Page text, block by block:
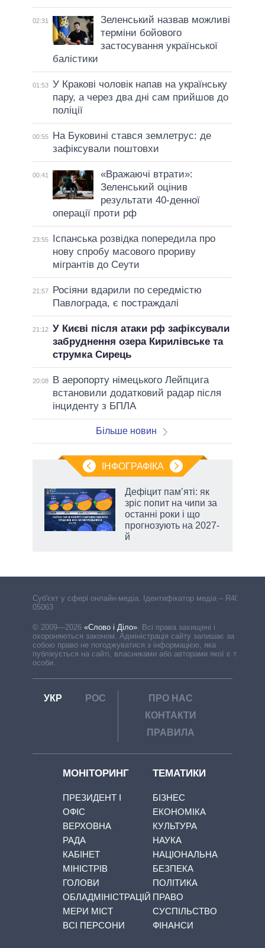
02:31
Зеленський назвав можливі
терміни бойового
застосування української
балістики
01:53 У Кракові чоловік напав на українську
пару, а через два дні сам прийшов до
поліції
00:55
На Буковині стався землетрус: де
зафіксували поштовхи
00:41
«Вражаючі втрати»:
Зеленський оцінив
результати 40-денної
операції проти рф
23:55
Іспанська розвідка попередила про
нову спробу масового прориву
мігрантів до Сеути
21:57
Росіяни вдарили по середмістю
Павлограда, є постраждалі
21:12 У Києві після атаки рф зафіксували
забруднення озера Кирилівське та
струмка Сирець
20:08
В аеропорту німецького Лейпцига
встановили додатковий радар після
інциденту з БПЛА
Більше новин
ІНФОГРАФІКА
Дефіцит пам’яті: як
зріс попит на чипи за
останні роки і що
прогнозують на 2027-
й
Cуб'єкт у сфері онлайн-медіа. Ідентифікатор медіа – R40-
05063
© 2009—2026 «Слово і Діло». Всі права захищені і
охороняються законом. Адміністрація сайту залишає за
собою право не погоджуватися з інформацією, яка
публікується на сайті, власниками або авторами якої є треті
особи.
УКР РОС
ПРО НАС
КОНТАКТИ
ПРАВИЛА
МОНІТОРИНГ
ПРЕЗИДЕНТ І
ОФІС
ВЕРХОВНА
РАДА
КАБІНЕТ
МІНІСТРІВ
ГОЛОВИ
ОБЛАДМІНІСТРАЦІЙ
МЕРИ МІСТ
ВСІ ПЕРСОНИ
ТЕМАТИКИ
БІЗНЕС
ЕКОНОМІКА
КУЛЬТУРА
НАУКА
НАЦІОНАЛЬНА
БЕЗПЕКА
ПОЛІТИКА
ПРАВО
СУСПІЛЬСТВО
ФІНАНСИ